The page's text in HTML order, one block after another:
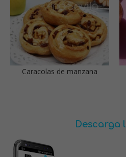
Caracolas de manzana
Descarga